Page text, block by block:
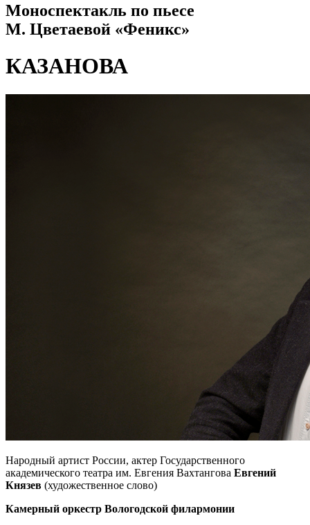
Моноспектакль по пьесе
М. Цветаевой «Феникс»
КАЗАНОВА
Народный артист России, актер Государственного
академического театра им. Евгения Вахтангова Евгений
Князев (художественное слово)
Камерный оркестр Вологодской филармонии